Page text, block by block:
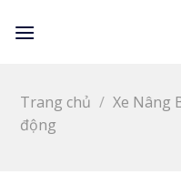
Trang chủ / Xe Nâng
động